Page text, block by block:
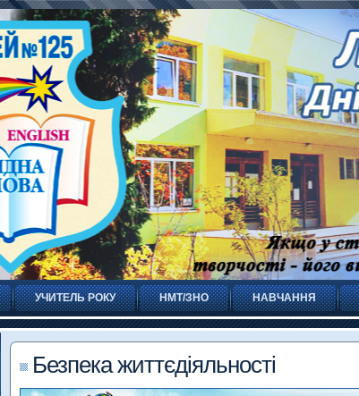
УЧИТЕЛЬ РОКУ НМТ/ЗНО НАВЧАННЯ
Безпека життєдіяльності